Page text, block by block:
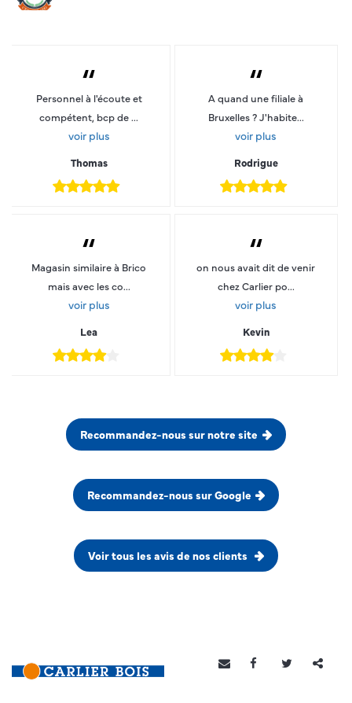
“
Personnel à l'écoute et
compétent, bcp de ...
voir plus
Thomas
“
A quand une filiale à
Bruxelles ? J'habite...
voir plus
Rodrigue
“
Magasin similaire à Brico
mais avec les co...
voir plus
Lea
“
on nous avait dit de venir
chez Carlier po...
voir plus
Kevin
Recommandez-nous sur notre site
Recommandez-nous sur Google
Voir tous les avis de nos clients